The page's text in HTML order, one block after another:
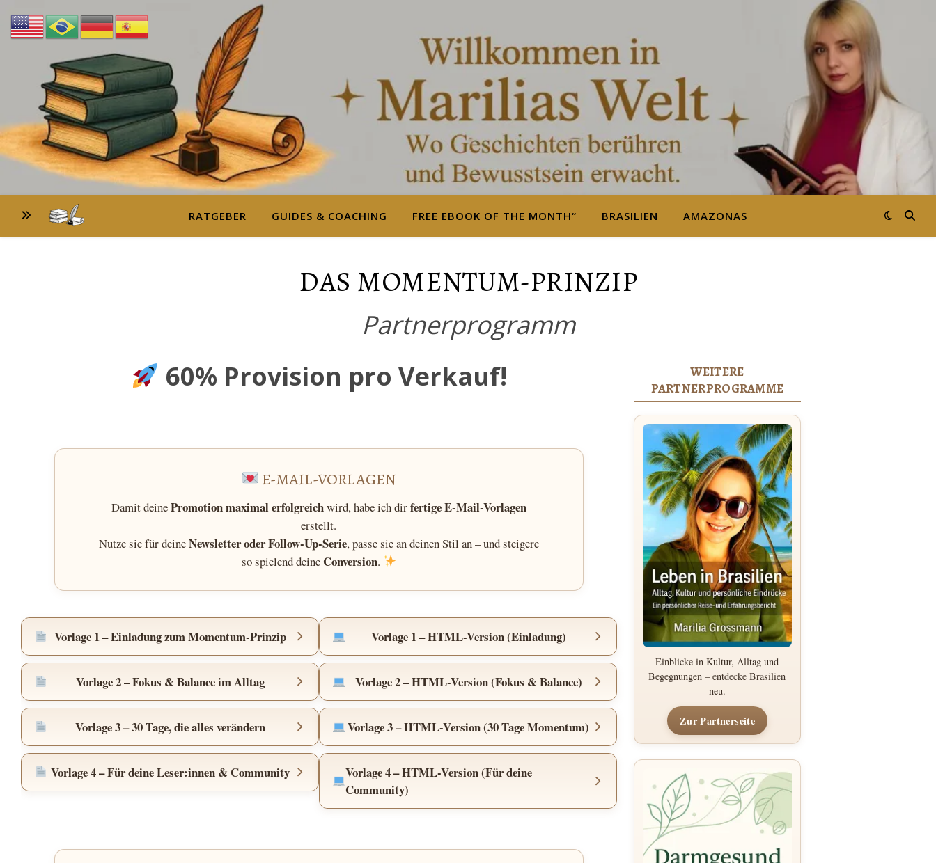
RATGEBER GUIDES & COACHING FREE EBOOK OF THE MONTH“ BRASILIEN AMAZONAS
DAS MOMENTUM-PRINZIP
Partnerprogramm
60% Provision pro Verkauf!
E-MAIL-VORLAGEN
Damit deinePromotion maximal erfolgreichwird, habe ich dirfertige E-Mail-Vorlagen
erstellt.
Nutze sie für deineNewsletter oder Follow-Up-Serie, passe sie an deinen Stil an – und steigere
so spielend deine Conversion.
Vorlage 1 – Einladung zum Momentum-Prinzip
Vorlage 2 – Fokus & Balance im Alltag
Vorlage 3 – 30 Tage, die alles verändern
Vorlage 4 – Für deine Leser:innen & Community
Vorlage 1 – HTML-Version (Einladung)
Vorlage 2 – HTML-Version (Fokus & Balance)
Vorlage 3 – HTML-Version (30 Tage Momentum)
Vorlage 4 – HTML-Version (Für deine
Community)
WEITERE
PARTNERPROGRAMME
Einblicke in Kultur, Alltag und
Begegnungen – entdecke Brasilien
neu.
Zur Partnerseite